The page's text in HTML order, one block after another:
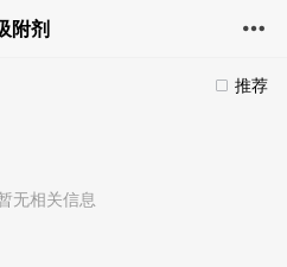
附剂
推荐
无相关信息